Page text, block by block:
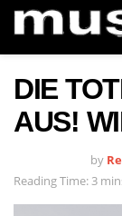
DIE
AUS!
by
Reading Time: 3